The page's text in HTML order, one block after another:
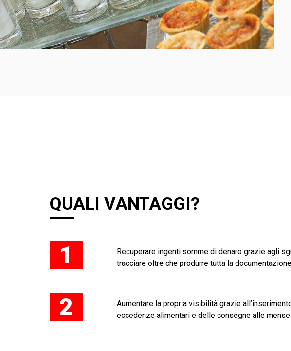
QUALI VANTAGGI?
1
Recuperare ingenti somme di denaro grazie agli
tracciare oltre che produrre tutta la
2
Aumentare la propria visibilità grazie
eccedenze alimentari e delle consegne alle